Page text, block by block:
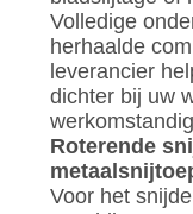
Volledige
herhaalde
leverancier
dichter bij uw
Roterende
Voor het